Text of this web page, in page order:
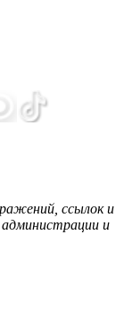
ссылок и
и